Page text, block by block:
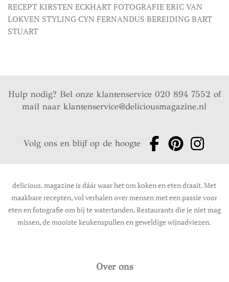
RECEPT KIRSTEN ECKHART FOTOGRAFIE ERIC VAN
LOKVEN STYLING CYN FERNANDUS BEREIDING BART
STUART
Hulp nodig? Bel onze klantenservice 020 894 7552 of
mail naarklantenservice@deliciousmagazine.nl
Volg ons en blijf op de hoogte
delicious. magazine is dáár waar het om koken en eten draait. Met
maakbare recepten, vol verhalen over mensen met een passie voor
eten en fotografie om bij te watertanden. Restaurants die je niet mag
missen, de mooiste keukenspullen en geweldige wijnadviezen.
Over ons